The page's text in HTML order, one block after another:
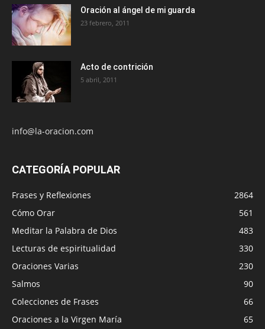
Oración al ángel de mi guarda
23 febrero, 2011
Acto de contrición
5 abril, 2011
info@la-oracion.com
CATEGORÍA POPULAR
Frases y Reflexiones
2864
Cómo Orar
561
Meditar la Palabra de Dios
483
Lecturas de espiritualidad
330
Oraciones Varias
230
Salmos
90
Colecciones de Frases
66
Oraciones a la Virgen María
65